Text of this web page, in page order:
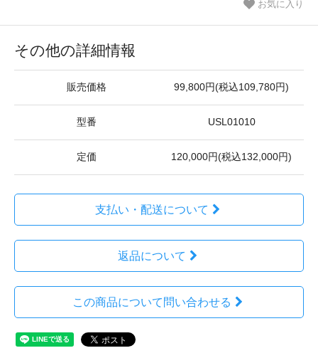
お気に入り
その他の詳細情報
販売価格 99,800円(税込109,780円)
型番 USL01010
定価 120,000円(税込132,000円)
支払い・配送について
返品について
この商品について問い合わせる